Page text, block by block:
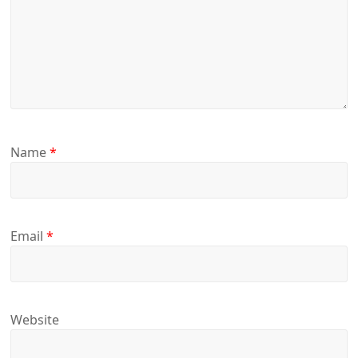
Name*
Email*
Website